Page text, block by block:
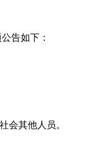
告如下：
会其他人员。